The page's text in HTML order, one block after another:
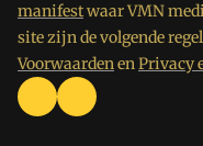
manifestwaar VMN
site zijn de volgende
VoorwaardenenPrivacy